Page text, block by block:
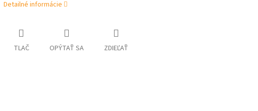
Detailné informácie
TLAČ OPÝTAŤ SA ZDIEĽAŤ